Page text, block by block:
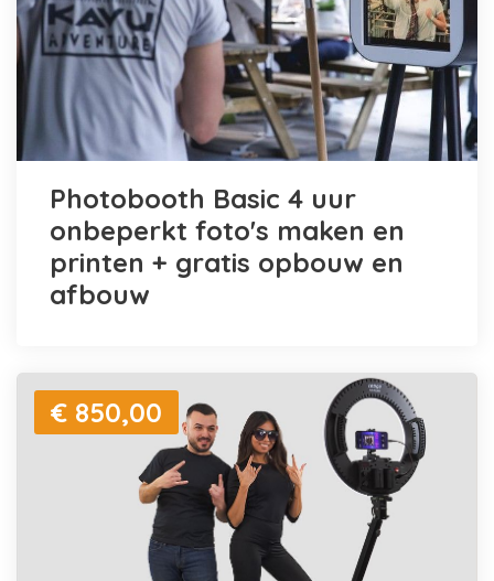
Photobooth Basic 4 uur
onbeperkt foto's maken en
printen + gratis opbouw en
afbouw
€ 850,00